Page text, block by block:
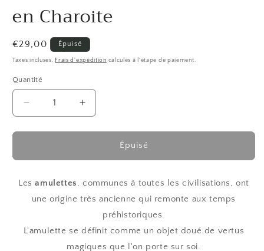
en Charoite
Prix
habituel
€29,00 Épuisé
Taxes incluses. Frais d'expédition calculés à l'étape de paiement.
Quantité
Quantité
Réduire
la
quantité
Collier
Protection
Wicca
Augmenter
la
quantité
Collier
de
Lune
Wicca
en
Épuisé
Les amulettes, communes à toutes les civilisations, ont
une origine très ancienne qui remonte aux temps
préhistoriques.
L'amulette se définit comme un objet doué de vertus
magiques que l'on porte sur soi.